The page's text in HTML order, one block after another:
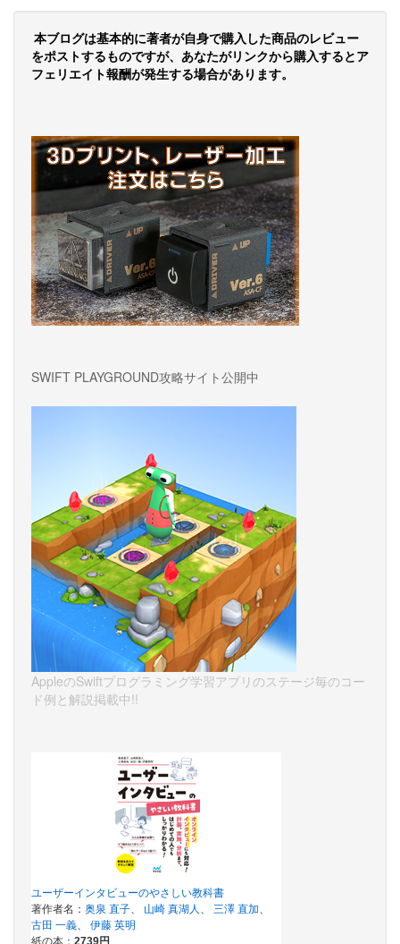
ペ
ー
ジ
り
本ブログは基本的に著者が自身で購入した商品のレビュー
をポストするものですが、あなたがリンクから購入するとア
フェリエイト報酬が発生する場合があります。
SWIFT PLAYGROUND攻略サイト公開中
AppleのSwiftプログラミング学習アプリのステージ毎のコー
ド例と解説掲載中!!